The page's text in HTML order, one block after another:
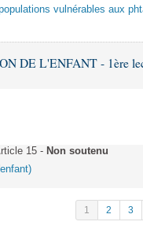
vulnérables aux
DE L'ENFANT - 1ère
15 - Non soutenu
1 2 3